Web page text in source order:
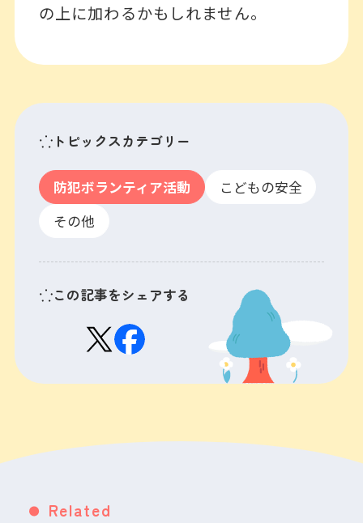
の上に加わるかもしれません。
トピックスカテゴリー
防犯ボランティア活動
こどもの安全
その他
この記事をシェアする
Related